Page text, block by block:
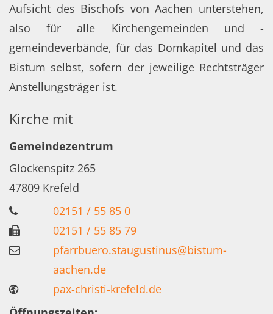
Aufsicht des Bischofs von Aachen unterstehen,
also für alle Kirchengemeinden und -
gemeindeverbände, für das Domkapitel und das
Bistum selbst, sofern der jeweilige Rechtsträger
Anstellungsträger ist.
Kirche mit
Gemeindezentrum
Glockenspitz 265
47809 Krefeld
02151 / 55 85 0
02151 / 55 85 79
pfarrbuero.staugustinus@bistum-
aachen.de
pax-christi-krefeld.de